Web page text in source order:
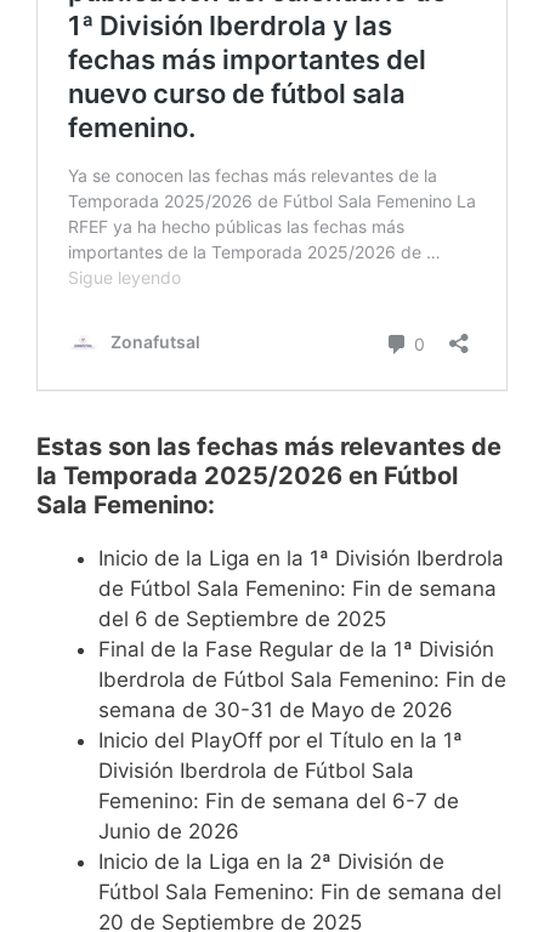
Estas son las fechas más relevantes de
la Temporada 2025/2026 en Fútbol
Sala Femenino:
Inicio de la Liga en la 1ª División Iberdrola
de Fútbol Sala Femenino: Fin de semana
del 6 de Septiembre de 2025
Final de la Fase Regular de la 1ª División
Iberdrola de Fútbol Sala Femenino: Fin de
semana de 30-31 de Mayo de 2026
Inicio del PlayOff por el Título en la 1ª
División Iberdrola de Fútbol Sala
Femenino: Fin de semana del 6-7 de
Junio de 2026
Inicio de la Liga en la 2ª División de
Fútbol Sala Femenino: Fin de semana del
20 de Septiembre de 2025